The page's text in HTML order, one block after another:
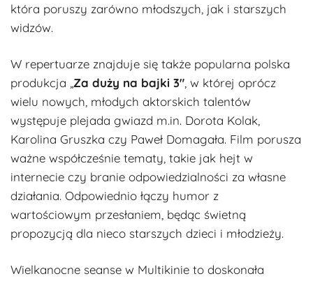
która poruszy zarówno młodszych, jak i starszych
widzów.
W repertuarze znajduje się także popularna polska
produkcja „ Za duży na bajki 3″ , w której oprócz
wielu nowych, młodych aktorskich talentów
występuje plejada gwiazd m.in. Dorota Kolak,
Karolina Gruszka czy Paweł Domagała. Film porusza
ważne współcześnie tematy, takie jak hejt w
internecie czy branie odpowiedzialności za własne
działania. Odpowiednio łączy humor z
wartościowym przesłaniem, będąc świetną
propozycją dla nieco starszych dzieci i młodzieży.
Wielkanocne seanse w Multikinie to doskonała